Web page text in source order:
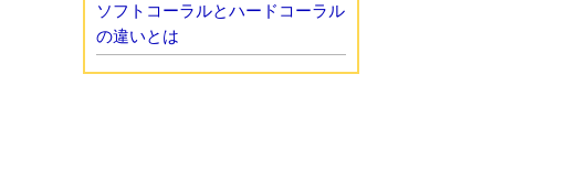
ソフトコーラルとハードコーラル
の違いとは